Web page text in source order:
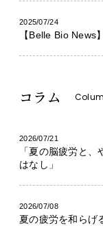
2025/07/24
【Belle Bio News
コラム
2026/07/21
「夏の脳疲労と
はなし」
2026/07/08
夏の疲労を和らげ